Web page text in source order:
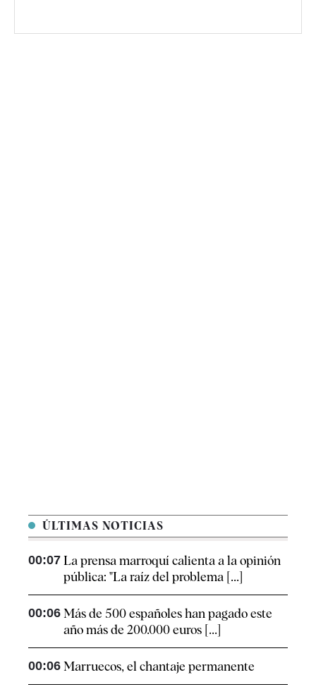
ÚLTIMAS NOTICIAS
00:07 La prensa marroquí calienta a la opinión
pública: "La raíz del problema [...]
00:06 Más de 500 españoles han pagado este
año más de 200.000 euros [...]
00:06 Marruecos, el chantaje permanente